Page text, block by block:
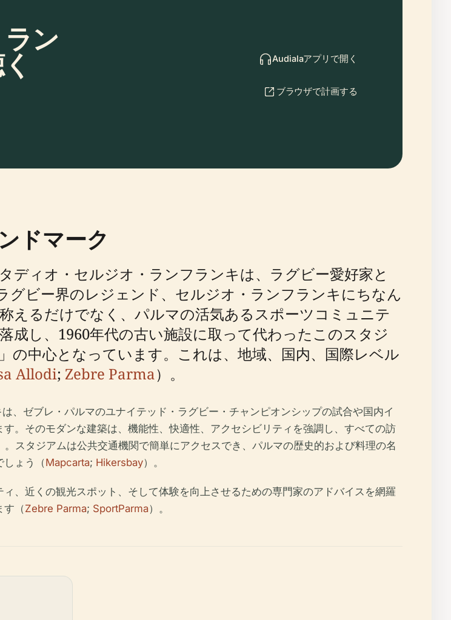
ン
Audialaアプリで開く
ブラウザで計画する
ドマーク
ディオ・セルジオ・ランフランキは、ラグビー愛好家と
グビー界のレジェンド、セルジオ・ランフランキにちなん
えるだけでなく、パルマの活気あるスポーツコミュニテ
成し、1960年代の古い施設に取って代わったこのスタジ
の中心となっています。これは、地域、国内、国際レベル
Allodi; Zebre Parma）。
、ゼブレ・パルマのユナイテッド・ラグビー・チャンピオンシップの試合や国内イ
。そのモダンな建築は、機能性、快適性、アクセシビリティを強調し、すべての訪
。スタジアムは公共交通機関で簡単にアクセスでき、パルマの歴史的および料理の名
しょう（Mapcarta; Hikersbay）。
、近くの観光スポット、そして体験を向上させるための専門家のアドバイスを網羅
す（Zebre Parma; SportParma）。